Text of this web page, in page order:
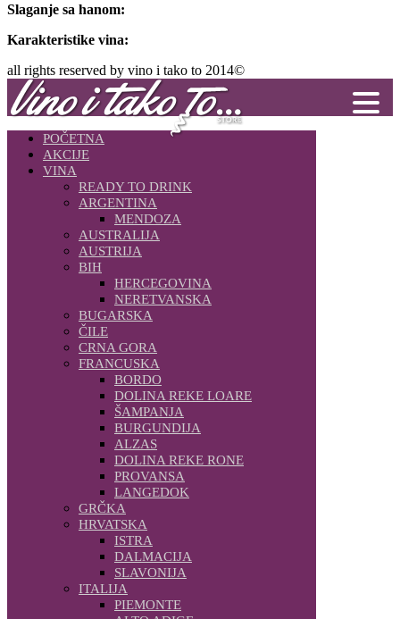
Slaganje sa hanom:
Karakteristike vina:
all rights reserved by vino i tako to 2014©
POČETNA
AKCIJE
VINA
READY TO DRINK
ARGENTINA
MENDOZA
AUSTRALIJA
AUSTRIJA
BIH
HERCEGOVINA
NERETVANSKA
BUGARSKA
ČILE
CRNA GORA
FRANCUSKA
BORDO
DOLINA REKE LOARE
ŠAMPANJA
BURGUNDIJA
ALZAS
DOLINA REKE RONE
PROVANSA
LANGEDOK
GRČKA
HRVATSKA
ISTRA
DALMACIJA
SLAVONIJA
ITALIJA
PIEMONTE